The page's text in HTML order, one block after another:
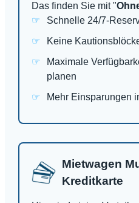
Das finden Sie mit "
Schnelle 24/7-
Keine
Maximale
planen
Mehr Einsparungen
Mietwagen
Kreditkarte